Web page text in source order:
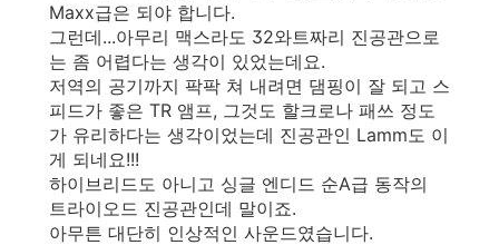
Maxx급은 되야 합니다.
그런데...아무리 맥스라도 32와트짜리 진공관으로
는 좀 어렵다는 생각이 있었는데요.
저역의 공기까지 팍팍 쳐 내려면 댐핑이 잘 되고 스
피드가 좋은 TR 앰프, 그것도 할크로나 패쓰 정도
가 유리하다는 생각이었는데 진공관인 Lamm도 이
게 되네요!!!
하이브리드도 아니고 싱글 엔디드 순A급 동작의
트라이오드 진공관인데 말이죠.
아무튼 대단히 인상적인 사운드였습니다.